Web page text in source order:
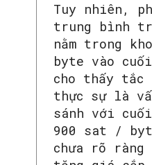
Tuy nhiên,
trung bình
nằm trong
byte vào cuối
cho thấy tắc
thực sự là
sánh với cuối
900 sat /
chưa rõ